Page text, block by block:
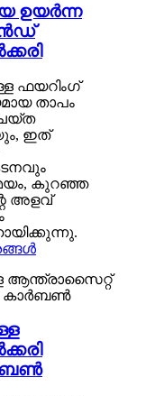
ഉയർന്ന
ഫയറിംഗ്
താപം
ഇത്
കുറഞ്ഞ
അളവ്